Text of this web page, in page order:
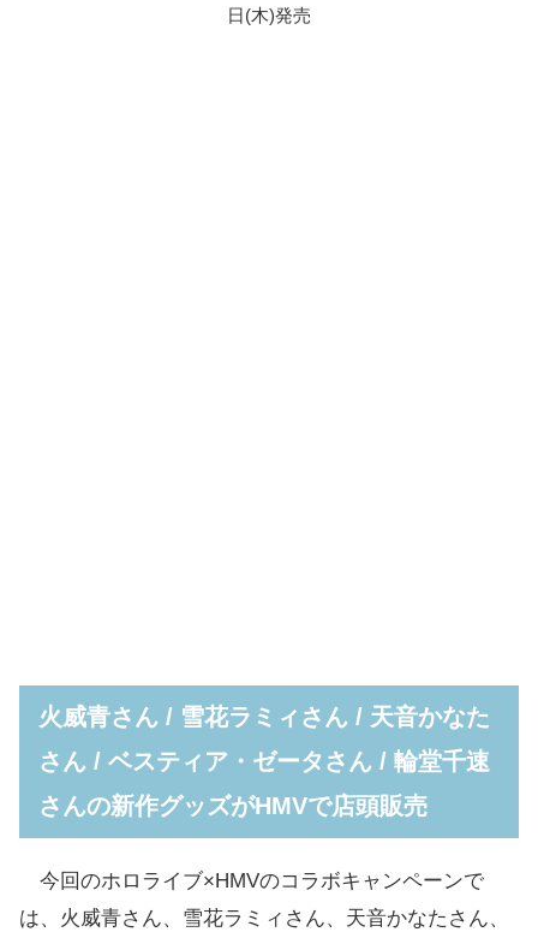
日(木)発売
火威青さん / 雪花ラミィさん / 天音かなた
さん / ベスティア・ゼータさん / 輪堂千速
さんの新作グッズがHMVで店頭販売
今回のホロライブ×HMVのコラボキャンペーンで
は、火威青さん、雪花ラミィさん、天音かなたさん、